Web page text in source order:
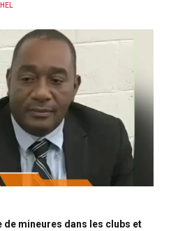
de mineures dans les clubs et